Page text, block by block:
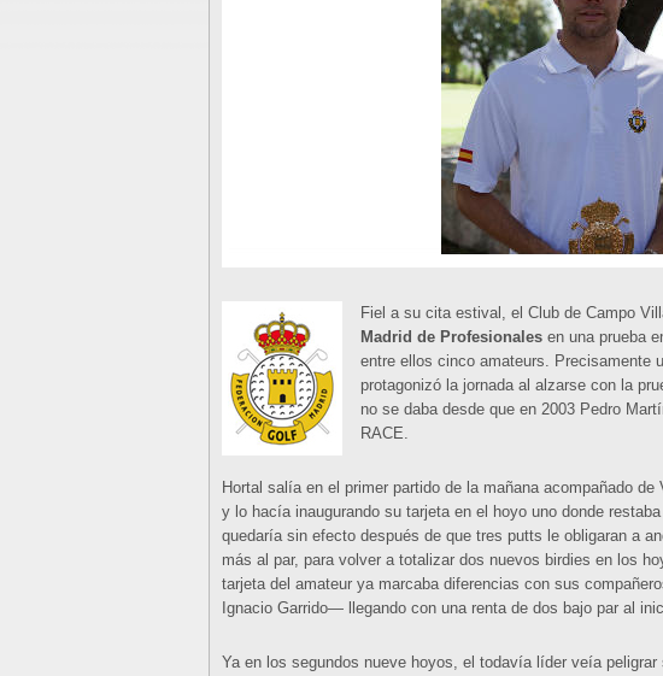
Fiel a su cita estival, el Club de Campo
Madrid de Profesionales en una prueba
entre ellos cinco amateurs. Precisamente
protagonizó la jornada al alzarse con la
no se daba desde que en 2003 Pedro
RACE.
Hortal salía en el primer partido de la mañana acompañado
y lo hacía inaugurando su tarjeta en el hoyo uno donde
quedaría sin efecto después de que tres putts le obligaran a
más al par, para volver a totalizar dos nuevos birdies en los
tarjeta del amateur ya marcaba diferencias con sus
Ignacio Garrido— llegando con una renta de dos bajo par al
Ya en los segundos nueve hoyos, el todavía líder veía